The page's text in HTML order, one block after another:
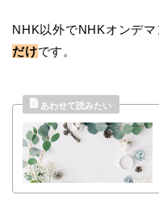
NHK以外でNHKオンデ
だけです。